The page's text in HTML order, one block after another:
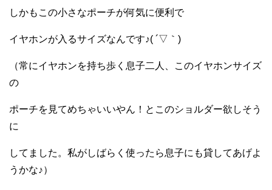
しかもこの小さなポーチが何気に便利で
イヤホンが入るサイズなんです♪( ´▽｀)
（常にイヤホンを持ち歩く息子二人、このイヤホンサイズ
の
ポーチを見てめちゃいいやん！とこのショルダー欲しそう
に
してました。私がしばらく使ったら息子にも貸してあげよ
うかな♪）